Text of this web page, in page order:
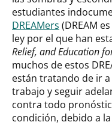
estudiantes
DREAMers (DREAM
ley por el que han
Relief, and Education
muchos de estos
están tratando de ir
trabajo y seguir
contra todo
condición, debido a